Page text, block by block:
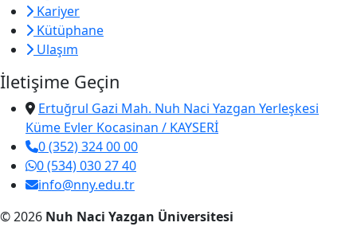
Kariyer
Kütüphane
Ulaşım
İletişime Geçin
Ertuğrul Gazi Mah. Nuh Naci Yazgan Yerleşkesi
Küme Evler Kocasinan / KAYSERİ
0 (352) 324 00 00
0 (534) 030 27 40
info@nny.edu.tr
© 2026 Nuh Naci Yazgan Üniversitesi